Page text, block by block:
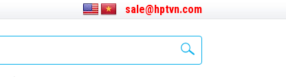
sale@hptvn.com